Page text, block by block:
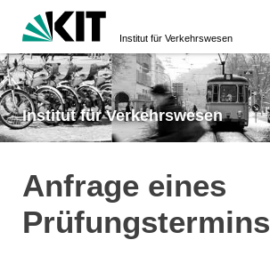
Institut für Verkehrs­wesen
Institut für Verkehrs­wesen
Anfrage eines
Prüfungstermins